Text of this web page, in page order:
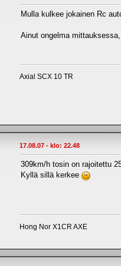
Mulla kulkee jokainen Rc
Ainut ongelma
Axial SCX 10 TR
17.08.07 - klo: 22.48
309km/h tosin on rajoitettu
Kyllä sillä kerkee
Hong Nor X1CR AXE